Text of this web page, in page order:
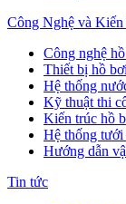
Công Nghệ và Kiến
Công nghệ
Thiết bị hồ
Hệ thống
Kỹ thuật thi
Kiến trúc hồ
Hệ thống tưới
Hướng dẫn
Tin tức